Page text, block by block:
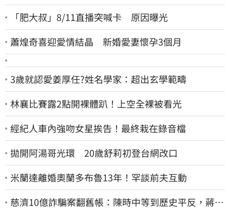
「肥大叔」8/11直播突喊卡 原因曝光
蕭煌奇喜迎愛情結晶 新婚愛妻懷孕3個月
3歲就認愛姜厚任?姓名學家：超出玄學範疇
林襄比賽露2點開裸體趴！上空全裸被看光
經紀人車內強吻女星挨告！最終栽在錄音檔
拋開阿湯哥光環 20歲舒莉初登台網改口
米蘭達離婚奧蘭多布魯13年！罕談前夫互動
慈濟10億詐騙案翻舊帳：陳時中等到歷史平反，蔣萬